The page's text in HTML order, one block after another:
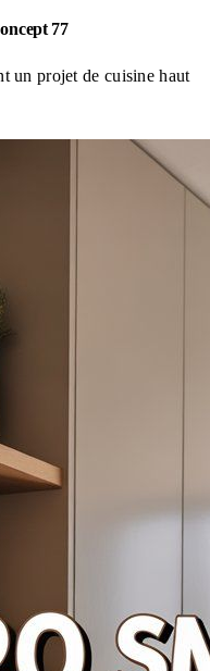
77
un projet de cuisine haut